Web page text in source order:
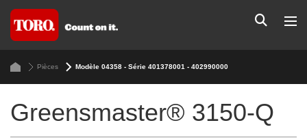
Pièces Modèle 04358 - Série 401378001 - 402990000
Greensmaster® 3150-Q